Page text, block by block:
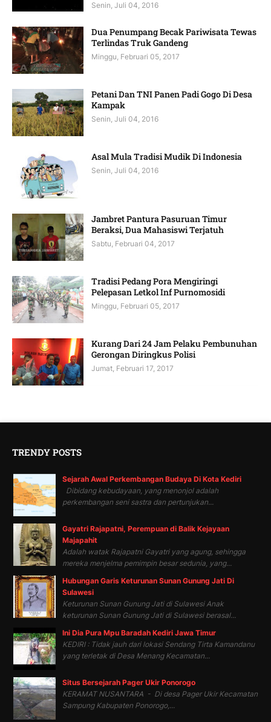
Senin, Juli 04, 2016
Dua Penumpang Becak Pariwisata Tewas
Terlindas Truk Gandeng
Minggu, Februari 05, 2017
Petani Dan TNI Panen Padi Gogo Di Desa
Kampak
Senin, Juli 04, 2016
Asal Mula Tradisi Mudik Di Indonesia
Senin, Juli 04, 2016
Jambret Pantura Pasuruan Timur
Beraksi, Dua Mahasiswi Terjatuh
Sabtu, Februari 04, 2017
Tradisi Pedang Pora Mengiringi
Pelepasan Letkol Inf Purnomosidi
Minggu, Februari 05, 2017
Kurang Dari 24 Jam Pelaku Pembunuhan
Gerongan Diringkus Polisi
Jumat, Februari 17, 2017
TRENDY POSTS
Sejarah Awal Perkembangan Budaya Di Kota Kediri
Dibidang kebudayaan, yang menonjol adalah
perkembangan seni sastra dan pertunjukan...
Gayatri Rajapatni, Perempuan di Balik Kejayaan
Majapahit
Adalah watak Rajapatni Gayatri yang agung, sehingga
mereka menjelma pemimpin besar sedunia, yang...
Hubungan Garis Keturunan Sunan Gunung Jati Di
Sulawesi
Keturunan Sunan Gunung Jati di Sulawesi Anak
keturunan Sunan Gunung Jati di Sulawesi berasal...
Ini Dia Pura Mpu Baradah Kediri Jawa Timur
KEDIRI : Tidak jauh dari lokasi Sendang Tirta Kamandanu
yang terletak di Desa Menang Kecamatan...
Situs Bersejarah Pager Ukir Ponorogo
KERAMAT NUSANTARA - Di desa Pager Ukir Kecamatan
Sampung Kabupaten Ponorogo,...